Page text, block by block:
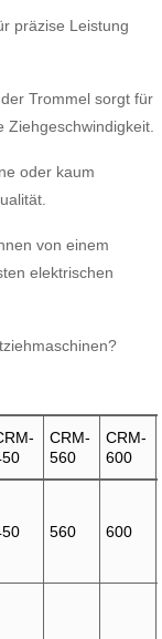
präzise Leistung
Trommel sorgt für
oder kaum
von einem
elektrischen
CRM-
560
CRM-
600
560 600